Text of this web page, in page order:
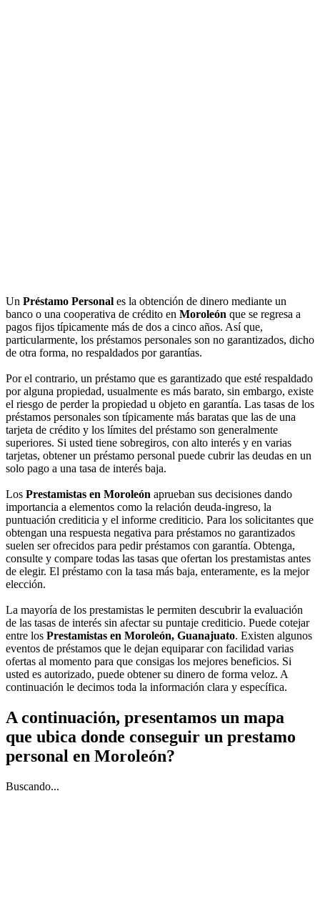
Un Préstamo Personal es la obtención de dinero mediante un
banco o una cooperativa de crédito en Moroleón que se regresa a
pagos fijos típicamente más de dos a cinco años. Así que,
particularmente, los préstamos personales son no garantizados, dicho
de otra forma, no respaldados por garantías.
Por el contrario, un préstamo que es garantizado que esté respaldado
por alguna propiedad, usualmente es más barato, sin embargo, existe
el riesgo de perder la propiedad u objeto en garantía. Las tasas de los
préstamos personales son típicamente más baratas que las de una
tarjeta de crédito y los límites del préstamo son generalmente
superiores. Si usted tiene sobregiros, con alto interés y en varias
tarjetas, obtener un préstamo personal puede cubrir las deudas en un
solo pago a una tasa de interés baja.
Los Prestamistas en Moroleón aprueban sus decisiones dando
importancia a elementos como la relación deuda-ingreso, la
puntuación crediticia y el informe crediticio. Para los solicitantes que
obtengan una respuesta negativa para préstamos no garantizados
suelen ser ofrecidos para pedir préstamos con garantía. Obtenga,
consulte y compare todas las tasas que ofertan los prestamistas antes
de elegir. El préstamo con la tasa más baja, enteramente, es la mejor
elección.
La mayoría de los prestamistas le permiten descubrir la evaluación
de las tasas de interés sin afectar su puntaje crediticio. Puede cotejar
entre los Prestamistas en Moroleón, Guanajuato. Existen algunos
eventos de préstamos que le dejan equiparar con facilidad varias
ofertas al momento para que consigas los mejores beneficios. Si
usted es autorizado, puede obtener su dinero de forma veloz. A
continuación le decimos toda la información clara y específica.
A continuación, presentamos un mapa
que ubica donde conseguir un prestamo
personal en Moroleón?
Buscando...